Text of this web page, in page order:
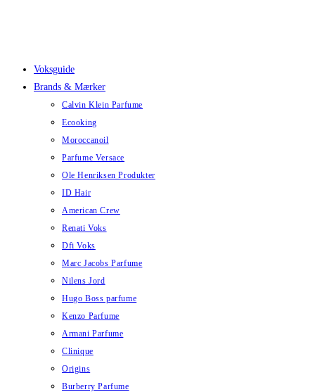
Voksguide
Brands & Mærker
Calvin Klein Parfume
Ecooking
Moroccanoil
Parfume Versace
Ole Henriksen Produkter
ID Hair
American Crew
Renati Voks
Dfi Voks
Marc Jacobs Parfume
Nilens Jord
Hugo Boss parfume
Kenzo Parfume
Armani Parfume
Clinique
Origins
Burberry Parfume